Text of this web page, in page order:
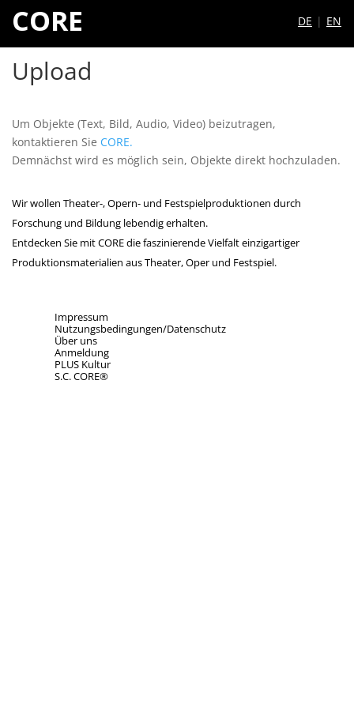
CORE DE | EN
Upload
Um Objekte (Text, Bild, Audio, Video) beizutragen,
kontaktieren Sie CORE.
Demnächst wird es möglich sein, Objekte direkt hochzuladen.
Wir wollen Theater-, Opern- und Festspielproduktionen durch
Forschung und Bildung lebendig erhalten.
Entdecken Sie mit CORE die faszinierende Vielfalt einzigartiger
Produktionsmaterialien aus Theater, Oper und Festspiel.
Impressum
Nutzungsbedingungen/Datenschutz
Über uns
Anmeldung
PLUS Kultur
S.C. CORE®